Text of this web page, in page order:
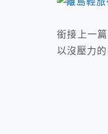
銜接上一
以沒壓力